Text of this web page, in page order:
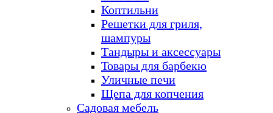
Коптильни
Решетки для гриля,
шампуры
Тандыры и аксессуары
Товары для барбекю
Уличные печи
Щепа для копчения
Садовая мебель